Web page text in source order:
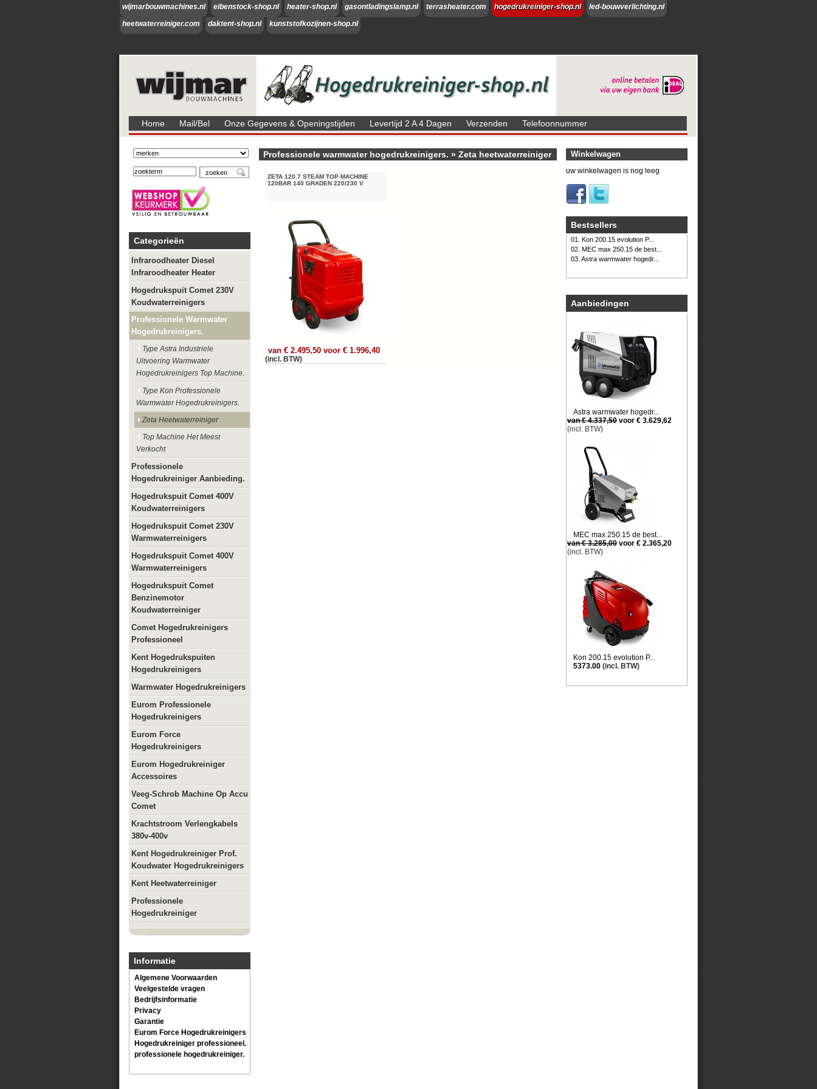
wijmarbouwmachines.nl eibenstock-shop.nl heater-shop.nl gasontladingslamp.nl terrasheater.com hogedrukreiniger-shop.nl
led-bouwverlichting.nl
heetwaterreiniger.com
daktent-shop.nl kunststofkozijnen-shop.nl
Home Mail/bel Onze Gegevens & Openingstijden Levertijd 2 A 4 Dagen Verzenden Telefoonnummer
Categorieën
Infraroodheater Diesel
Infraroodheater Heater
Hogedrukspuit Comet 230V
Koudwaterreinigers
Professionele Warmwater
Hogedrukreinigers.
Type Astra Industriele
Uitvoering Warmwater
Hogedrukreinigers Top Machine.
Type Kon Professionele
Warmwater Hogedrukreinigers.
Zeta Heetwaterreiniger
Top Machine Het Meest
Verkocht
Professionele
Hogedrukreiniger Aanbieding.
Hogedrukspuit Comet 400V
Koudwaterreinigers
Hogedrukspuit Comet 230V
Warmwaterreinigers
Hogedrukspuit Comet 400V
Warmwaterreinigers
Hogedrukspuit Comet
Benzinemotor
Koudwaterreiniger
Comet Hogedrukreinigers
Professioneel
Kent Hogedrukspuiten
Hogedrukreinigers
Warmwater Hogedrukreinigers
Eurom Professionele
Hogedrukreinigers
Eurom Force
Hogedrukreinigers
Eurom Hogedrukreiniger
Accessoires
Veeg-Schrob Machine Op Accu
Comet
Krachtstroom Verlengkabels
380v-400v
Kent Hogedrukreiniger Prof.
Koudwater Hogedrukreinigers
Kent Heetwaterreiniger
Professionele
Hogedrukreiniger
Informatie
Algemene Voorwaarden
Veelgestelde vragen
Bedrijfsinformatie
Privacy
Garantie
Eurom Force Hogedrukreinigers
Hogedrukreiniger professioneel.
professionele hogedrukreiniger.
Professionele warmwater hogedrukreinigers. » Zeta heetwaterreiniger
ZETA 120.7 STEAM TOP MACHINE
120BAR 140 GRADEN 220/230 V
van € 2.495,50 voor € 1.996,40
(incl. BTW)
Winkelwagen
uw winkelwagen is nog leeg
Bestsellers
01. Kon 200.15 evolution P...
02. MEC max 250.15 de best...
03. Astra warmwater hogedr...
Aanbiedingen
Astra warmwater hogedr...
van € 4.337,50 voor € 3.629,62
(incl. BTW)
MEC max 250.15 de best...
van € 3.285,00 voor € 2.365,20
(incl. BTW)
Kon 200.15 evolution P...
5373.00 (incl. BTW)